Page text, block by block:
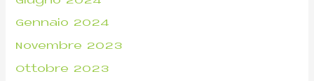
Gennaio 2024
Novembre 2023
Ottobre 2023